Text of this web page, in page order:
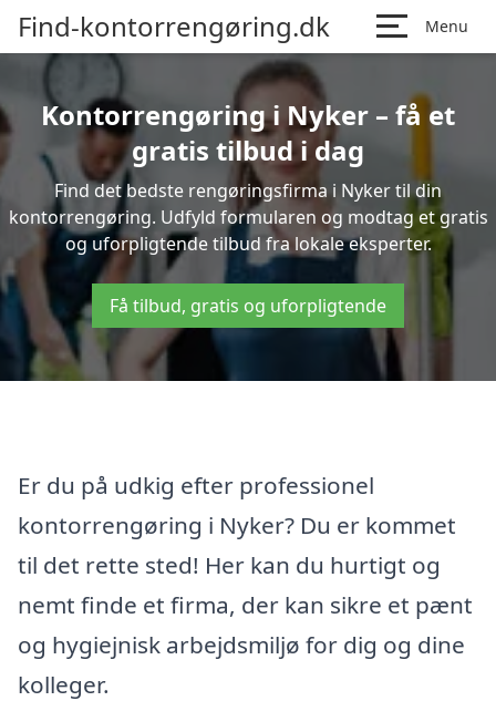
Find-kontorrengøring.dk Menu
Kontorrengøring i Nyker – få et
gratis tilbud i dag
Find det bedste rengøringsfirma i Nyker til din
kontorrengøring. Udfyld formularen og modtag et gratis
og uforpligtende tilbud fra lokale eksperter.
Få tilbud, gratis og uforpligtende
Er du på udkig efter professionel
kontorrengøring i Nyker? Du er kommet
til det rette sted! Her kan du hurtigt og
nemt finde et firma, der kan sikre et pænt
og hygiejnisk arbejdsmiljø for dig og dine
kolleger.